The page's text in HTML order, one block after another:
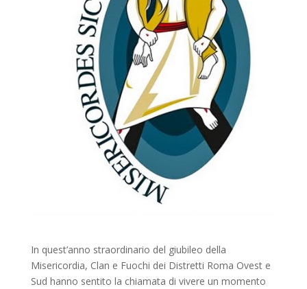
In quest’anno straordinario del giubileo della
Misericordia, Clan e Fuochi dei Distretti Roma Ovest e
Sud hanno sentito la chiamata di vivere un momento